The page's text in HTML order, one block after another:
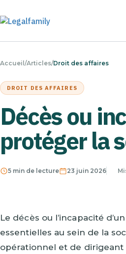
Accueil /Articles/Droit des affaires
DROIT DES AFFAIRES
Décès ou
protéger la
5 min de lecture 23 juin 2026
Le décès ou l’incapacité
essentielles au sein de la
opérationnel et de dirigeant